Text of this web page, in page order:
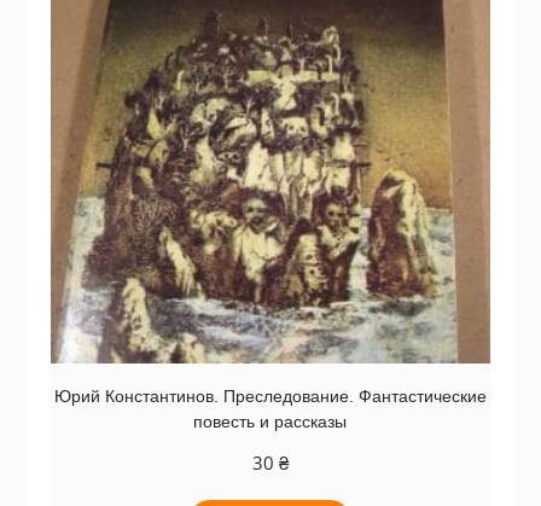
Юрий Константинов. Преследование. Фантастические
повесть и рассказы
30 ₴